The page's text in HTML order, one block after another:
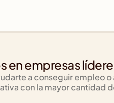
en empresas
a conseguir empleo o
con la mayor cantidad